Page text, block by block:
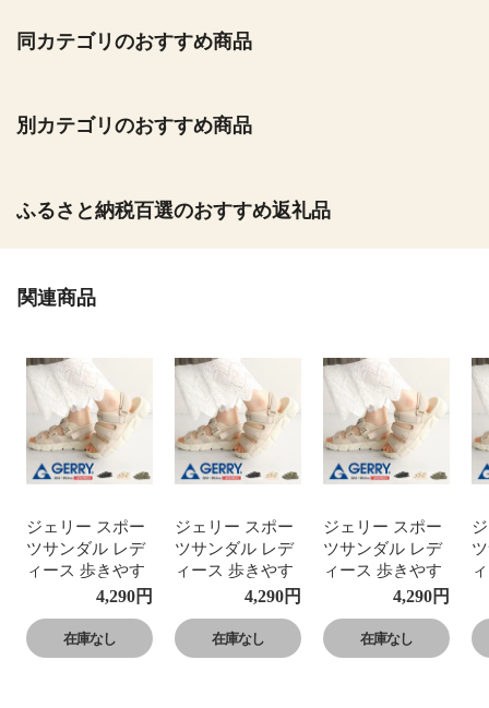
同カテゴリのおすすめ商品
別カテゴリのおすすめ商品
ふるさと納税百選のおすすめ返礼品
関連商品
ジェリー スポー
ツサンダル レデ
ィース 歩きやす
い サンダル レデ
ィース 軽量 軽い
スポサン ストラ
ップ 足首ベルト
4,290円
在庫なし
ジェリー スポー
ツサンダル レデ
ィース 歩きやす
い サンダル レデ
ィース 軽量 軽い
スポサン ストラ
ップ 足首ベルト
4,290円
在庫なし
ジェリー スポー
ツサンダル レデ
ィース 歩きやす
い サンダル レデ
ィース 軽量 軽い
スポサン ストラ
ップ 足首ベルト
4,290円
在庫なし